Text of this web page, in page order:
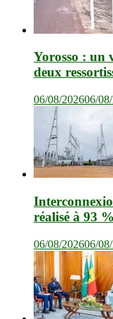
Yorosso : un
deux
06/08/202606/
réalisé à 93 %
06/08/202606/